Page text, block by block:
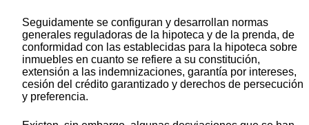
Seguidamente se configuran y desarrollan normas
generales reguladoras de la hipoteca y de la prenda, de
conformidad con las establecidas para la hipoteca sobre
inmuebles en cuanto se refiere a su constitución,
extensión a las indemnizaciones, garantía por intereses,
cesión del crédito garantizado y derechos de persecución
y preferencia.